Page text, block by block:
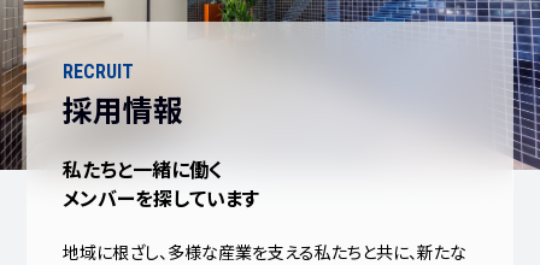
RECRUIT
採用情報
私たちと一緒に働く
メンバーを探しています
地域に根ざし、多様な産業を支える私たちと共に、新たな